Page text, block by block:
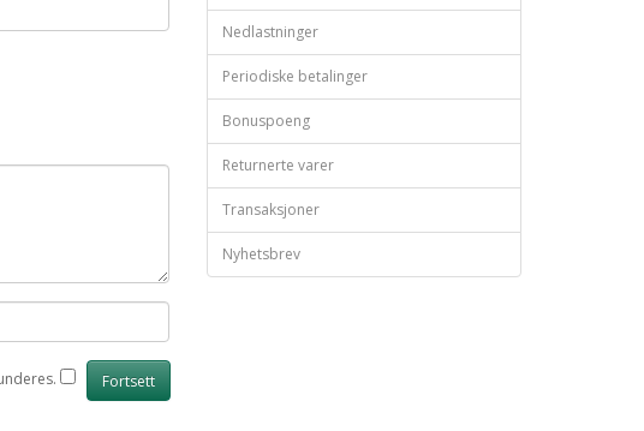
Nedlastninger
Periodiske betalinger
Bonuspoeng
Returnerte varer
Transaksjoner
Nyhetsbrev